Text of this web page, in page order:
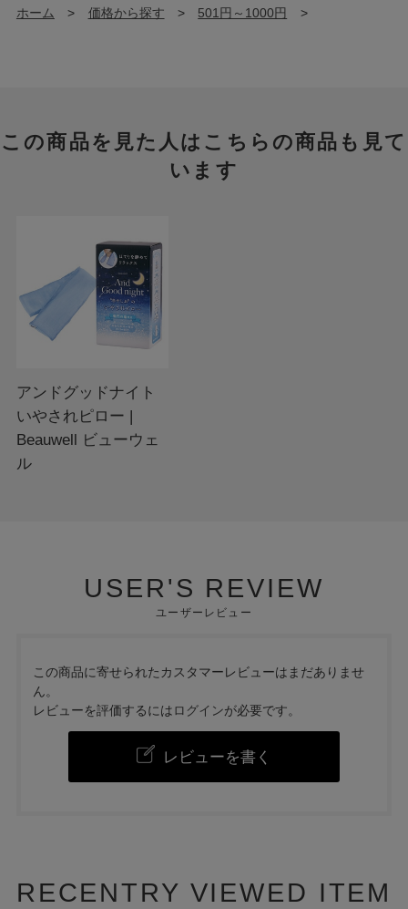
ホーム > 価格から探す > 501円～1000円 >
この商品を見た人はこちらの商品も見て
います
アンドグッドナイト
いやされピロー |
Beauwell ビューウェ
ル
USER'S REVIEW
ユーザーレビュー
この商品に寄せられたカスタマーレビューはまだありませ
ん。
レビューを評価するにはログインが必要です。
レビューを書く
RECENTRY VIEWED ITEM